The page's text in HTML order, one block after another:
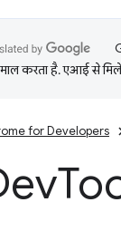
करता है. एआई से
for Developers